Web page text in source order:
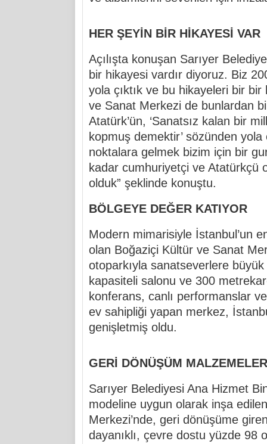
HER ŞEYİN BİR HİKAYESİ VAR
Açılışta konuşan Sarıyer
bir hikayesi vardır diyoruz. Biz
yola çıktık ve bu hikayeleri bir
ve Sanat Merkezi de bunlardan
Atatürk’ün, ‘Sanatsız kalan bir
kopmuş demektir’ sözünden
noktalara gelmek bizim için bir
kadar cumhuriyetçi ve Atatürkçü
olduk” şeklinde konuştu.
BÖLGEYE DEĞER KATIYOR
Modern mimarisiyle İstanbul’un
olan Boğaziçi Kültür ve Sanat
otoparkıyla sanatseverlere
kapasiteli salonu ve 300
konferans, canlı performanslar
ev sahipliği yapan merkez,
genişletmiş oldu.
GERİ DÖNÜŞÜM
Sarıyer Belediyesi Ana Hizmet
modeline uygun olarak inşa
Merkezi’nde, geri dönüşüme
dayanıklı, çevre dostu yüzde 98